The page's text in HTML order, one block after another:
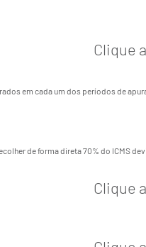
Clique
em cada um dos períodos de
de forma direta 70% do ICMS
Clique